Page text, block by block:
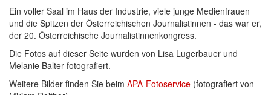
Ein voller Saal im Haus der Industrie, viele junge Medienfrauen
und die Spitzen der Österreichischen Journalistinnen - das war er,
der 20. Österreichische Journalistinnenkongress.
Die Fotos auf dieser Seite wurden von Lisa Lugerbauer und
Melanie Balter fotografiert.
Weitere Bilder finden Sie beim APA-Fotoservice (fotografiert von